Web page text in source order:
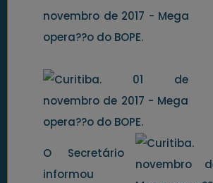
O Secretário
informou